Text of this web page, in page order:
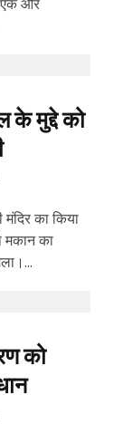
के मुद्दे को
का किया
मकान का
को